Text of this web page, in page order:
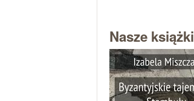
Nasze książki